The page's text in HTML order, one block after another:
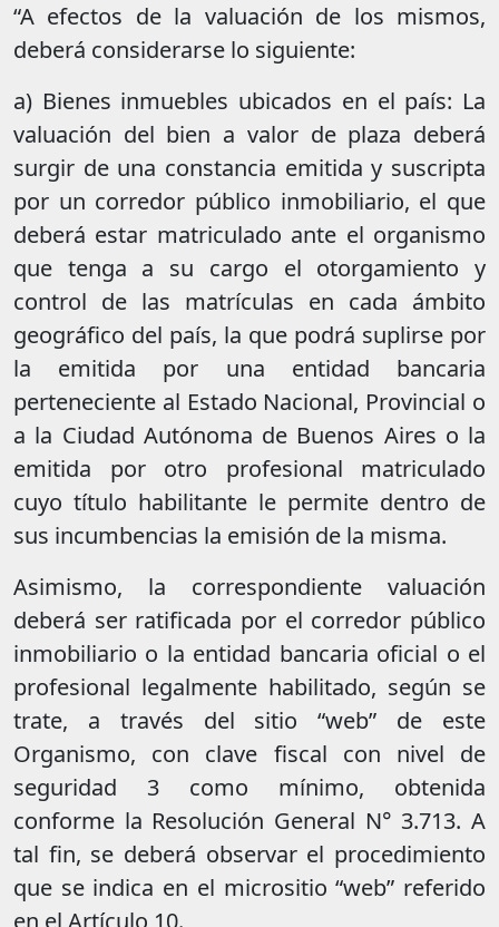
“A efectos de la valuación de los mismos,
deberá considerarse lo siguiente:
a) Bienes inmuebles ubicados en el país: La
valuación del bien a valor de plaza deberá
surgir de una constancia emitida y suscripta
por un corredor público inmobiliario, el que
deberá estar matriculado ante el organismo
que tenga a su cargo el otorgamiento y
control de las matrículas en cada ámbito
geográfico del país, la que podrá suplirse por
la emitida por una entidad bancaria
perteneciente al Estado Nacional, Provincial o
a la Ciudad Autónoma de Buenos Aires o la
emitida por otro profesional matriculado
cuyo título habilitante le permite dentro de
sus incumbencias la emisión de la misma.
Asimismo, la correspondiente valuación
deberá ser ratificada por el corredor público
inmobiliario o la entidad bancaria oficial o el
profesional legalmente habilitado, según se
trate, a través del sitio “web” de este
Organismo, con clave fiscal con nivel de
seguridad 3 como mínimo, obtenida
conforme la Resolución General N° 3.713. A
tal fin, se deberá observar el procedimiento
que se indica en el micrositio “web” referido